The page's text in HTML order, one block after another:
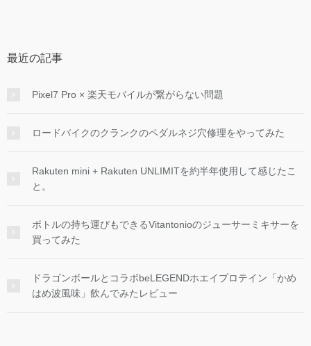
最近の記事
Pixel7 Pro × 楽天モバイルが繋がらない問題
ロードバイクのクランクのペダルネジ穴修理をやってみた
Rakuten mini + Rakuten UNLIMITを約半年使用して感じたこ
と。
ボトルの持ち運びもできるVitantonioのジューサーミキサーを
買ってみた
ドラゴンボールとコラボbeLEGENDホエイプロテイン「かめ
はめ波風味」飲んでみたレビュー